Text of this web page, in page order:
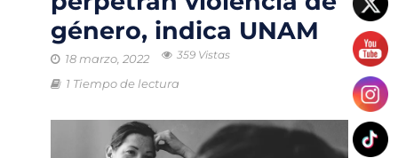
género, indica UNAM
18 marzo, 2022 359 Vistas
1 Tiempo de lectura